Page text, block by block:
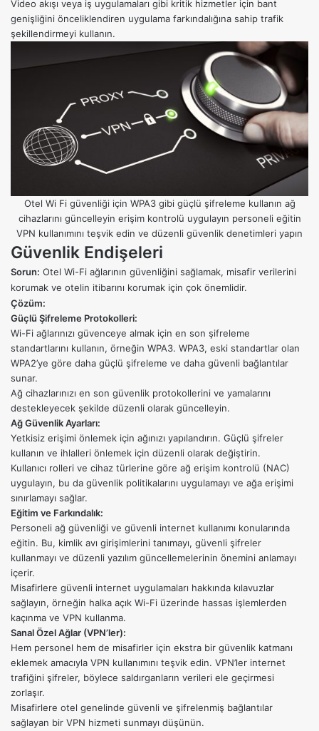
Video akışı veya iş uygulamaları gibi kritik hizmetler için bant
genişliğini önceliklendiren uygulama farkındalığına sahip trafik
şekillendirmeyi kullanın.
Otel Wi Fi güvenliği için WPA3 gibi güçlü şifreleme kullanın ağ
cihazlarını güncelleyin erişim kontrolü uygulayın personeli eğitin
VPN kullanımını teşvik edin ve düzenli güvenlik denetimleri yapın
Güvenlik Endişeleri
Sorun: Otel Wi-Fi ağlarının güvenliğini sağlamak, misafir verilerini
korumak ve otelin itibarını korumak için çok önemlidir.
Çözüm:
Güçlü Şifreleme Protokolleri:
Wi-Fi ağlarınızı güvenceye almak için en son şifreleme
standartlarını kullanın, örneğin WPA3. WPA3, eski standartlar olan
WPA2’ye göre daha güçlü şifreleme ve daha güvenli bağlantılar
sunar.
Ağ cihazlarınızı en son güvenlik protokollerini ve yamalarını
destekleyecek şekilde düzenli olarak güncelleyin.
Ağ Güvenlik Ayarları:
Yetkisiz erişimi önlemek için ağınızı yapılandırın. Güçlü şifreler
kullanın ve ihlalleri önlemek için düzenli olarak değiştirin.
Kullanıcı rolleri ve cihaz türlerine göre ağ erişim kontrolü (NAC)
uygulayın, bu da güvenlik politikalarını uygulamayı ve ağa erişimi
sınırlamayı sağlar.
Eğitim ve Farkındalık:
Personeli ağ güvenliği ve güvenli internet kullanımı konularında
eğitin. Bu, kimlik avı girişimlerini tanımayı, güvenli şifreler
kullanmayı ve düzenli yazılım güncellemelerinin önemini anlamayı
içerir.
Misafirlere güvenli internet uygulamaları hakkında kılavuzlar
sağlayın, örneğin halka açık Wi-Fi üzerinde hassas işlemlerden
kaçınma ve VPN kullanma.
Sanal Özel Ağlar (VPN’ler):
Hem personel hem de misafirler için ekstra bir güvenlik katmanı
eklemek amacıyla VPN kullanımını teşvik edin. VPN’ler internet
trafiğini şifreler, böylece saldırganların verileri ele geçirmesi
zorlaşır.
Misafirlere otel genelinde güvenli ve şifrelenmiş bağlantılar
sağlayan bir VPN hizmeti sunmayı düşünün.